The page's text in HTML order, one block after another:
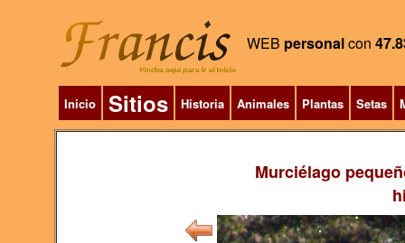
WEB personalcon
Inicio Sitios Historia Animales Plantas Setas
Murciélago